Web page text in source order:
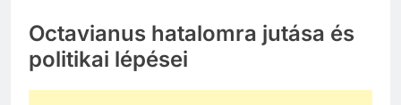
Octavianus hatalomra jutása és
politikai lépései